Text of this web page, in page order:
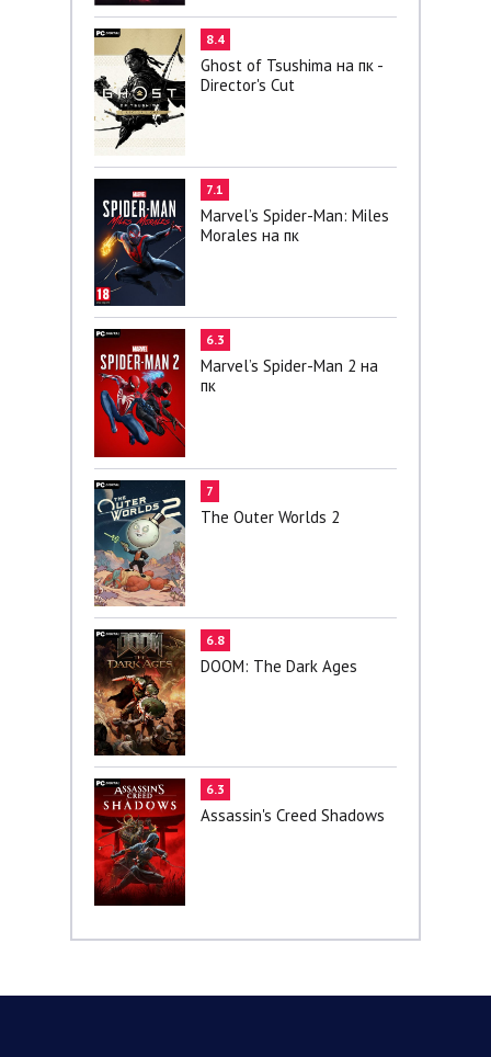
8.4
Ghost of Tsushima на пк -
Director's Cut
7.1
Marvel’s Spider-Man: Miles
Morales на пк
6.3
Marvel’s Spider-Man 2 на
пк
7
The Outer Worlds 2
6.8
DOOM: The Dark Ages
6.3
Assassin's Creed Shadows